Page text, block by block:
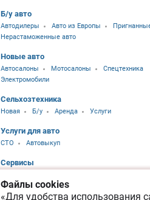
Б/у авто
Автодилеры Авто из Европы
Нерастаможенные авто
Новые авто
Автосалоны Мотосалоны
Спецтехника
Электромобили
Сельхозтехника
Новая Б/у Аренда Услуги
Услуги для авто
CTO Автовыкуп
Сервисы
Цены на топливо
Автотермины
Файлы cookies
«Для удобства использования